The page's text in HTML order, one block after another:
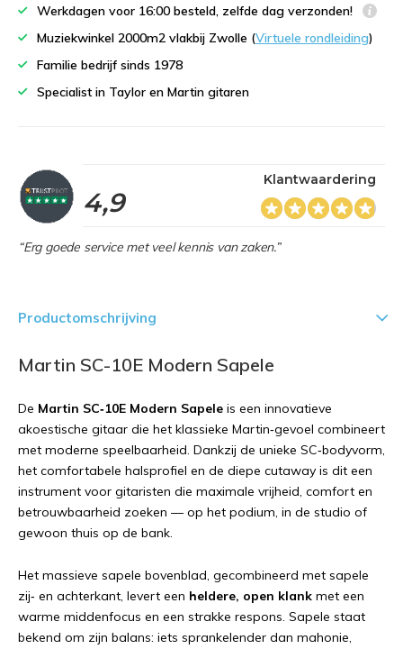
Werkdagen voor 16:00 besteld, zelfde dag verzonden!
Muziekwinkel 2000m2 vlakbij Zwolle (Virtuele rondleiding)
Familie bedrijf sinds 1978
Specialist in Taylor en Martin gitaren
4,9
Klantwaardering
“Erg goede service met veel kennis van zaken.”
Productomschrijving
Martin SC-10E Modern Sapele
De Martin SC‑10E Modern Sapele is een innovatieve
akoestische gitaar die het klassieke Martin‑gevoel combineert
met moderne speelbaarheid. Dankzij de unieke SC‑bodyvorm,
het comfortabele halsprofiel en de diepe cutaway is dit een
instrument voor gitaristen die maximale vrijheid, comfort en
betrouwbaarheid zoeken — op het podium, in de studio of
gewoon thuis op de bank.
Het massieve sapele bovenblad, gecombineerd met sapele
zij‑ en achterkant, levert een heldere, open klank met een
warme middenfocus en een strakke respons. Sapele staat
bekend om zijn balans: iets sprankelender dan mahonie,